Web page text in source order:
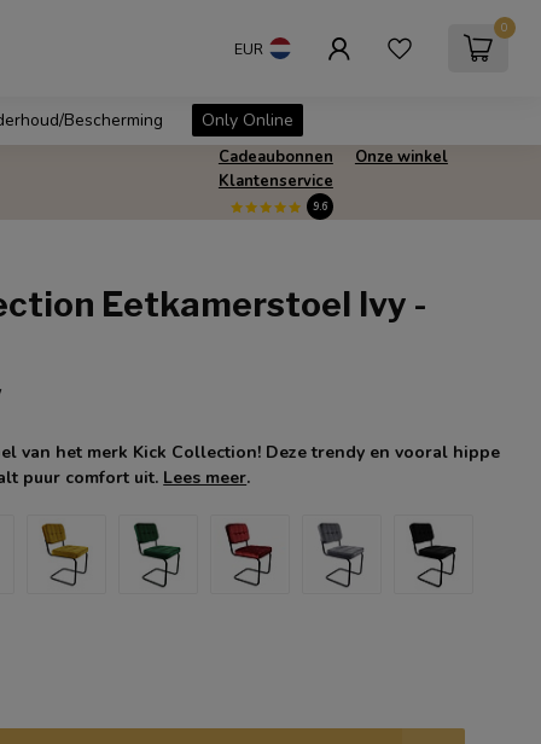
EUR
0
Bescherming Only Online
Cadeaubonnen
Onze winkel
Klantenservice
9.6
Eetkamerstoel Ivy -
van het merk Kick Collection! Deze trendy en vooral hippe
puur comfort uit. Lees meer.